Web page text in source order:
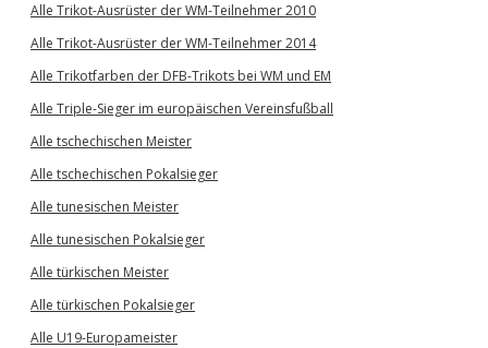
Alle Trikot-Ausrüster der WM-Teilnehmer 2010
Alle Trikot-Ausrüster der WM-Teilnehmer 2014
Alle Trikotfarben der DFB-Trikots bei WM und EM
Alle Triple-Sieger im europäischen Vereinsfußball
Alle tschechischen Meister
Alle tschechischen Pokalsieger
Alle tunesischen Meister
Alle tunesischen Pokalsieger
Alle türkischen Meister
Alle türkischen Pokalsieger
Alle U19-Europameister